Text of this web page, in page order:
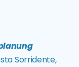
Sorridente,